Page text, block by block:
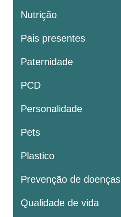
Nutrição
Pais presentes
Paternidade
PCD
Personalidade
Pets
Plastico
Prevenção de doenças
Qualidade de vida